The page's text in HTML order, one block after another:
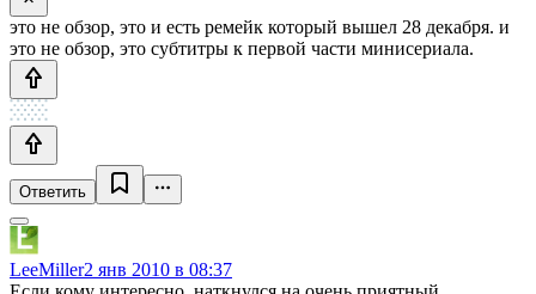
это не обзор, это и есть ремейк который вышел 28 декабря. и
это не обзор, это субтитры к первой части минисериала.
Ответить
LeeMiller2 янв 2010 в 08:37